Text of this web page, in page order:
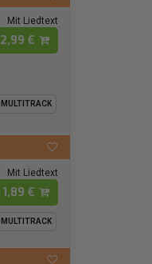
Mit Liedtext
2,99 €
MULTITRACK
Mit Liedtext
1,89 €
MULTITRACK